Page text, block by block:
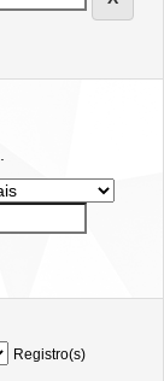
Registro(s)